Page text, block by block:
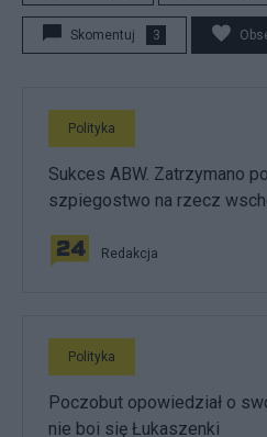
Skomentuj 3
Polityka
Sukces ABW. Zatrzymano
szpiegostwo na rzecz
Redakcja
Polityka
Poczobut opowiedział o
nie boi się Łukaszenki